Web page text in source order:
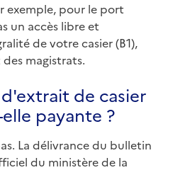
exemple, pour le port
un accès libre et
de votre casier (B1),
magistrats.
de casier
payante ?
La délivrance du bulletin
du ministère de la